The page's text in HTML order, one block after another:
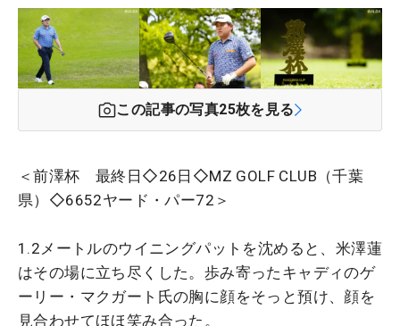
この記事の写真25枚を見る
＜前澤杯 最終日◇26日◇MZ GOLF CLUB（千葉
県）◇6652ヤード・パー72＞
1.2メートルのウイニングパットを沈めると、米澤蓮
はその場に立ち尽くした。歩み寄ったキャディのゲ
ーリー・マクガート氏の胸に顔をそっと預け、顔を
見合わせてほほ笑み合った。